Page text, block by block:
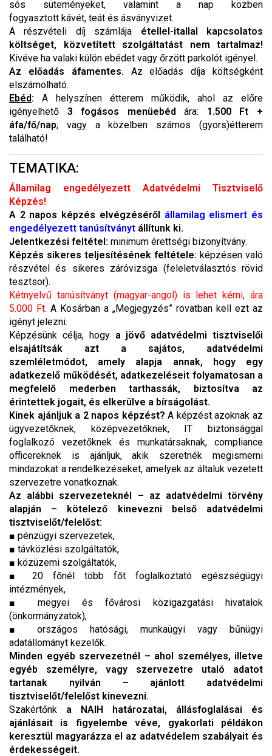
sós süteményeket, valamint a nap közben
fogyasztott kávét, teát és ásványvizet.
A részvételi díj számlája étellel-itallal kapcsolatos
költséget, közvetített szolgáltatást nem tartalmaz!
Kivéve ha valaki külön ebédet vagy őrzött parkolót igényel.
Az előadás áfamentes. Az előadás díja költségként
elszámolható.
Ebéd: A helyszínen étterem működik, ahol az előre
igényelhető 3 fogásos menüebéd ára: 1.500 Ft +
áfa/fő/nap; vagy a közelben számos (gyors)étterem
található!
TEMATIKA:
Államilag engedélyezett Adatvédelmi Tisztviselő
Képzés!
A 2 napos képzés elvégzéséről államilag elismert és
engedélyezett tanúsítványt állítunk ki.
Jelentkezési feltétel: minimum érettségi bizonyítvány.
Képzés sikeres teljesítésének feltétele: képzésen való
részvétel és sikeres záróvizsga (feleletválasztós rövid
tesztsor).
Kétnyelvű tanúsítványt (magyar-angol) is lehet kérni, ára
5.000 Ft. A Kosárban a „Megjegyzés” rovatban kell ezt az
igényt jelezni.
Képzésünk célja, hogy a jövő adatvédelmi tisztviselői
elsajátítsák azt a sajátos, adatvédelmi
szemléletmódot, amely alapja annak, hogy egy
adatkezelő működését, adatkezeléseit folyamatosan a
megfelelő mederben tarthassák, biztosítva az
érintettek jogait, és elkerülve a bírságolást.
Kinek ajánljuk a 2 napos képzést? A képzést azoknak az
ügyvezetőknek, középvezetőknek, IT biztonsággal
foglalkozó vezetőknek és munkatársaknak, compliance
officereknek is ajánljuk, akik szeretnék megismerni
mindazokat a rendelkezéseket, amelyek az általuk vezetett
szervezetre vonatkoznak.
Az alábbi szervezeteknél – az adatvédelmi törvény
alapján – kötelező kinevezni belső adatvédelmi
tisztviselőt/felelőst:
■ pénzügyi szervezetek,
■ távközlési szolgáltatók,
■ közüzemi szolgáltatók,
■ 20 főnél több főt foglalkoztató egészségügyi
intézmények,
■ megyei és fővárosi közigazgatási hivatalok
(önkormányzatok),
■ országos hatósági, munkaügyi vagy bűnügyi
adatállományt kezelők.
Minden egyéb szervezetnél – ahol személyes, illetve
egyéb személyre, vagy szervezetre utaló adatot
tartanak nyilván – ajánlott adatvédelmi
tisztviselőt/felelőst kinevezni.
Szakértőnk a NAIH határozatai, állásfoglalásai és
ajánlásait is figyelembe véve, gyakorlati példákon
keresztül magyarázza el az adatvédelem szabályait és
érdekességeit.